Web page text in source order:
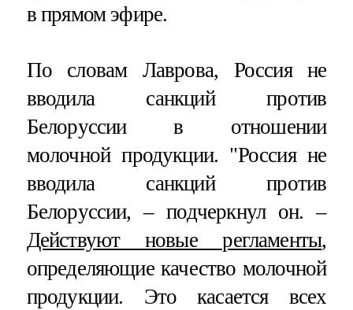
в прямом эфире.
По словам Лаврова, Россия не
вводила санкций против
Белоруссии в отношении
молочной продукции. "Россия не
вводила санкций против
Белоруссии, – подчеркнул он. –
Действуют новые регламенты,
определяющие качество молочной
продукции. Это касается всех